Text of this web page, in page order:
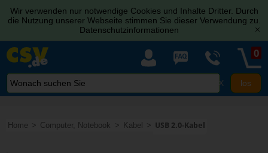
Wir verwenden nur notwendige Cookies und Inhalte Dritter. Durch
die Nutzung unserer Webseite stimmen Sie dieser Verwendung zu.
Datenschutzinformationen
[x]
X
0
Home Computer, Notebook Kabel USB 2.0-Kabel